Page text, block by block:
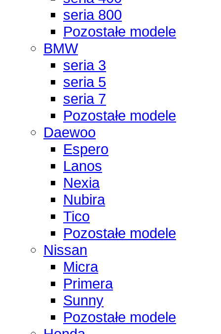
seria 800
Pozostałe modele
BMW
seria 3
seria 5
seria 7
Pozostałe modele
Daewoo
Espero
Lanos
Nexia
Nubira
Tico
Pozostałe modele
Nissan
Micra
Primera
Sunny
Pozostałe modele